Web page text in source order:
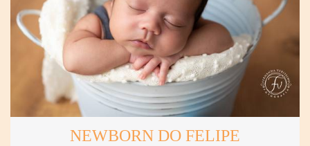
NEWBORN DO FELIPE